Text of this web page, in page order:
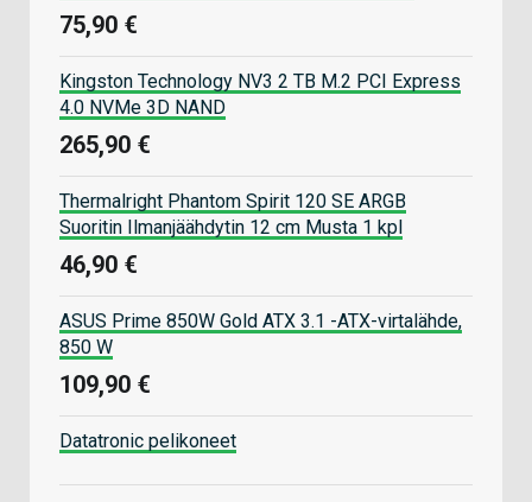
75,90 €
Kingston Technology NV3 2 TB M.2 PCI Express
4.0 NVMe 3D NAND
265,90 €
Thermalright Phantom Spirit 120 SE ARGB
Suoritin Ilmanjäähdytin 12 cm Musta 1 kpl
46,90 €
ASUS Prime 850W Gold ATX 3.1 -ATX-virtalähde,
850 W
109,90 €
Datatronic pelikoneet